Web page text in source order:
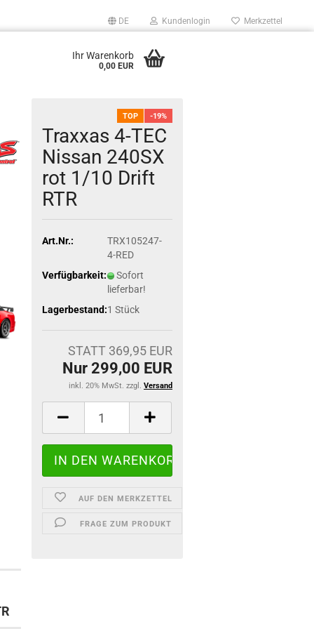
DE Kundenlogin Merkzettel
Ihr Warenkorb
0,00 EUR
TOP -19%
Traxxas 4-TEC
Nissan 240SX
rot 1/10 Drift
RTR
Art.Nr.:
TRX105247-
4-RED
Verfügbarkeit:
Sofort
lieferbar!
Lagerbestand:1 Stück
STATT 369,95 EUR
Nur 299,00 EUR
inkl. 20% MwSt. zzgl. Versand
AUF DEN MERKZETTEL
FRAGE ZUM PRODUKT